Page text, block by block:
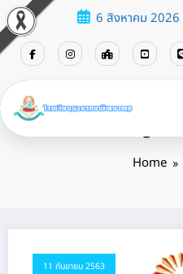
6 สิงหาคม 2026
Home
11 กันยายน 2563